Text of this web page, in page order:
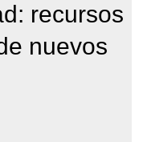
recursos
nuevos